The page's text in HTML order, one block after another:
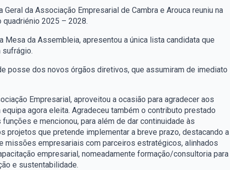
da Associação Empresarial de Cambra e Arouca reuniu na
2025 – 2028.
Mesa da Assembleia, apresentou a única lista candidata que
sufrágio.
posse dos novos órgãos diretivos, que assumiram de imediato
Empresarial, aproveitou a ocasião para agradecer aos
agora eleita. Agradeceu também o contributo prestado
e mencionou, para além de dar continuidade às
projetos que pretende implementar a breve prazo, destacando a
missões empresariais com parceiros estratégicos, alinhados
empresarial, nomeadamente formação/consultoria para
e sustentabilidade.